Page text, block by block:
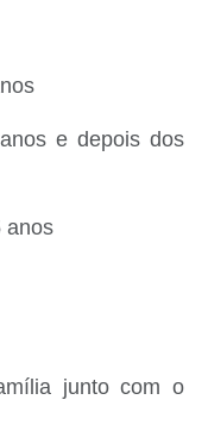
e depois dos
anos
junto com o